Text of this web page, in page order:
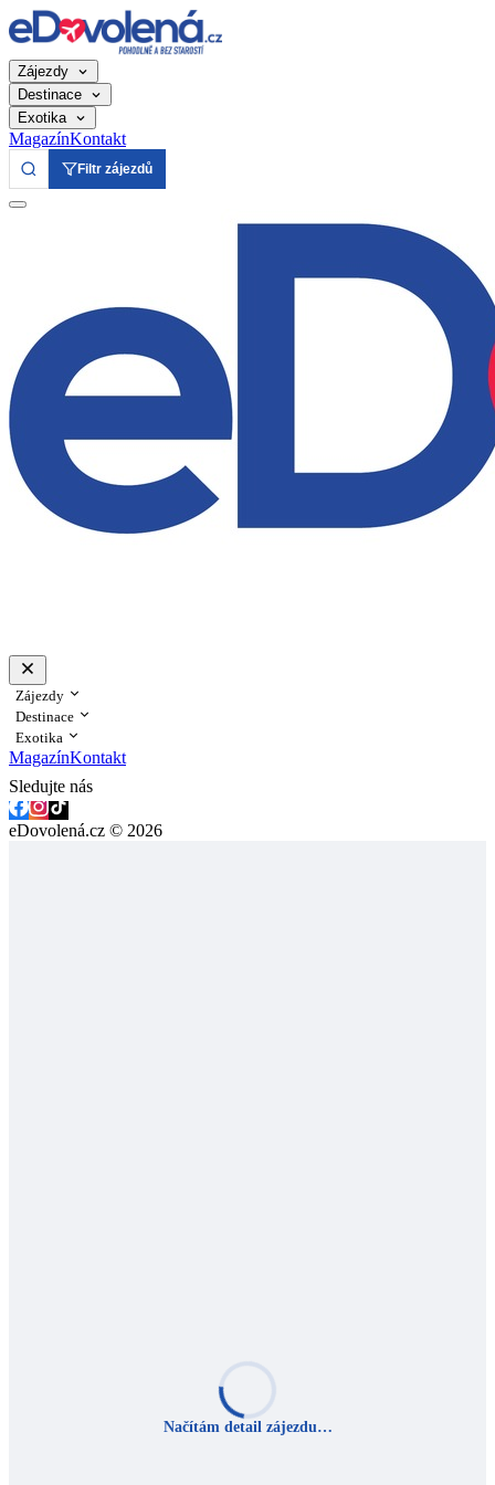
Zájezdy
Destinace
Exotika
MagazínKontakt
Filtr zájezdů
Zájezdy
Destinace
Exotika
MagazínKontakt
Sledujte nás
eDovolená.cz © 2026
Načítám detail zájezdu…